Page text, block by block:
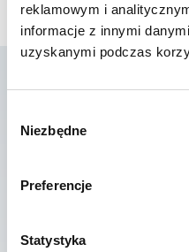
reklamowym i
informacje z innymi
uzyskanymi podczas
zgody
Niezbędne
Preferencje
Statystyka
Lista
dostępna